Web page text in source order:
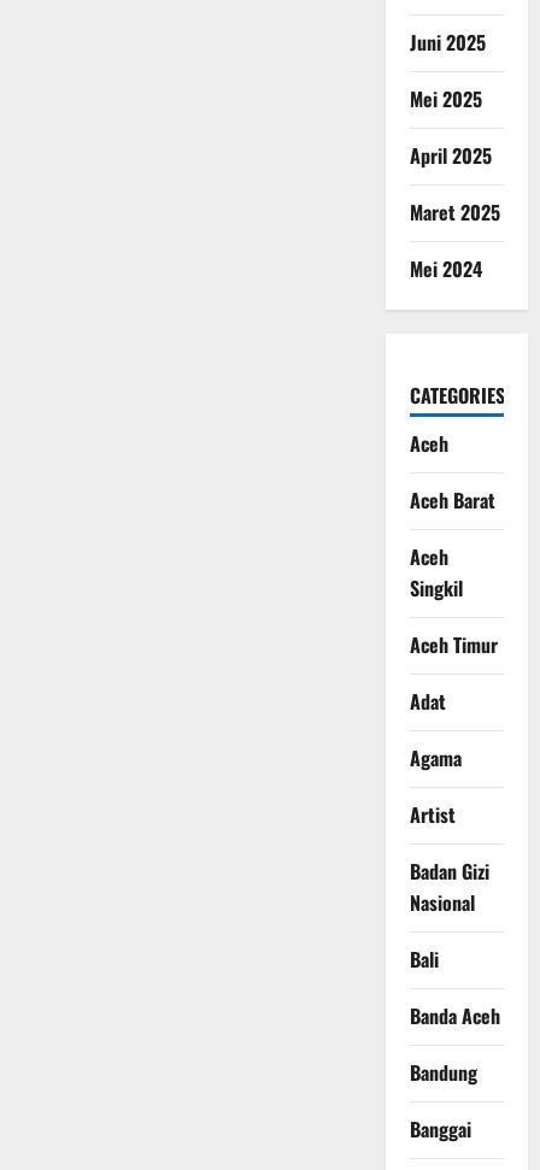
Juni 2025
Mei 2025
April 2025
Maret 2025
Mei 2024
CATEGORIES
Aceh
Aceh Barat
Aceh
Singkil
Aceh Timur
Adat
Agama
Artist
Badan Gizi
Nasional
Bali
Banda Aceh
Bandung
Banggai